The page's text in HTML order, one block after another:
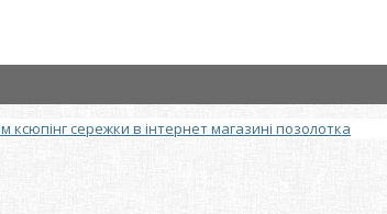
сережки в інтернет магазині позолотка